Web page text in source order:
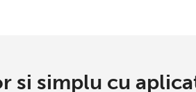
si simplu cu